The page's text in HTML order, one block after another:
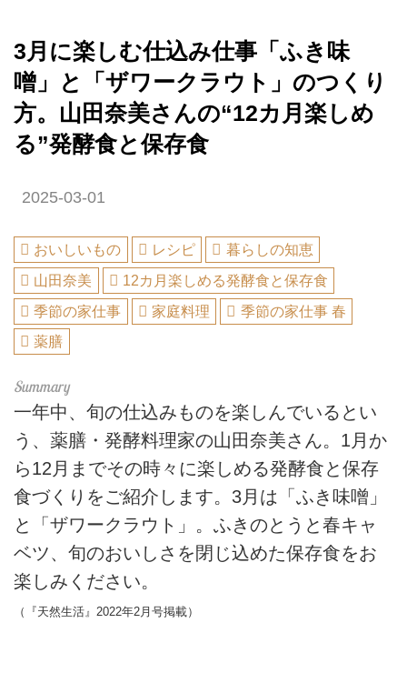
3月に楽しむ仕込み仕事「ふき味
噌」と「ザワークラウト」のつくり
方。山田奈美さんの“12カ月楽しめ
る”発酵食と保存食
2025-03-01
おいしいもの レシピ
暮らしの知恵
山田奈美
12カ月楽しめる発酵食と保存食
季節の家仕事
家庭料理
季節の家仕事 春
薬膳
一年中、旬の仕込みものを楽しんでいるとい
う、薬膳・発酵料理家の山田奈美さん。1月か
ら12月までその時々に楽しめる発酵食と保存
食づくりをご紹介します。3月は「ふき味噌」
と「ザワークラウト」。ふきのとうと春キャ
ベツ、旬のおいしさを閉じ込めた保存食をお
楽しみください。
（『天然生活』2022年2月号掲載）